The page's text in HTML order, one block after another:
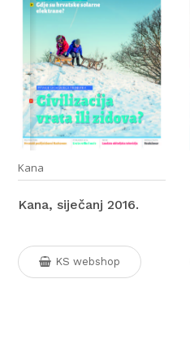
Kana
Kana, siječanj 2016.
KS webshop